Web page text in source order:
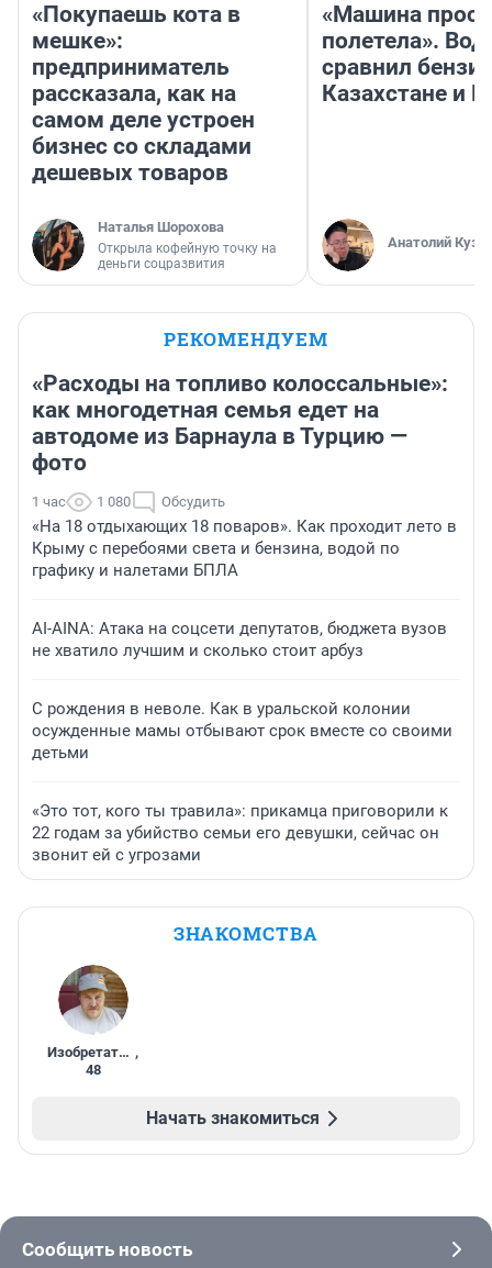
«Покупаешь кота в
мешке»:
предприниматель
рассказала, как на
самом деле устроен
бизнес со складами
дешевых товаров
Наталья Шорохова
Открыла кофейную точку на
деньги соцразвития
«Машина
полетела».
сравнил
Казахстане и
Анатолий
РЕКОМЕНДУЕМ
«Расходы на топливо колоссальные»:
как многодетная семья едет на
автодоме из Барнаула в Турцию —
фото
1 час 1 080 Обсудить
«На 18 отдыхающих 18 поваров». Как проходит лето в
Крыму с перебоями света и бензина, водой по
графику и налетами БПЛА
AI-AINA: Атака на соцсети депутатов, бюджета вузов
не хватило лучшим и сколько стоит арбуз
С рождения в неволе. Как в уральской колонии
осужденные мамы отбывают срок вместе со своими
детьми
«Это тот, кого ты травила»: прикамца приговорили к
22 годам за убийство семьи его девушки, сейчас он
звонит ей с угрозами
ЗНАКОМСТВА
Изобретатель ,
48
Начать знакомиться
Сообщить новость